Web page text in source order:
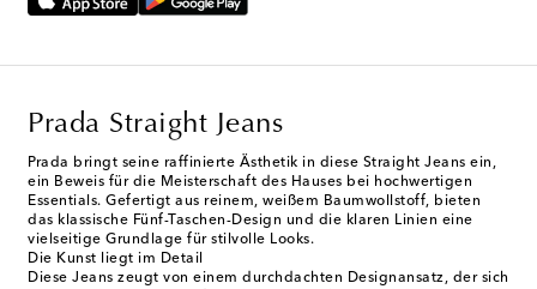
Prada Straight Jeans
Prada bringt seine raffinierte Ästhetik in diese Straight Jeans ein,
ein Beweis für die Meisterschaft des Hauses bei hochwertigen
Essentials. Gefertigt aus reinem, weißem Baumwollstoff, bieten
das klassische Fünf-Taschen-Design und die klaren Linien eine
vielseitige Grundlage für stilvolle Looks.
Die Kunst liegt im Detail
Diese Jeans zeugt von einem durchdachten Designansatz, der sich